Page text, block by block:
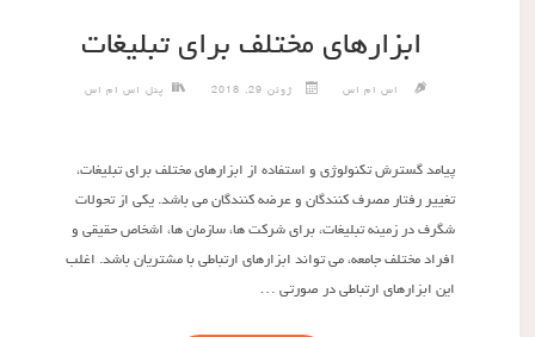
ابزارهای مختلف برای تبلیغات
اس ام اس ژوئن 29, 2018 پنل اس ام اس
پیامد گسترش تکنولوژی و استفاده از ابزارهای مختلف برای تبلیغات،
تغییر رفتار مصرف کنندگان و عرضه کنندگان می باشد. یکی از تحولات
شگرف در زمینه تبلیغات، برای شرکت ها، سازمان ها، اشخاص حقیقی و
افراد مختلف جامعه، می تواند ابزارهای ارتباطی با مشتریان باشد. اغلب
این ابزارهای ارتباطی در صورتی …